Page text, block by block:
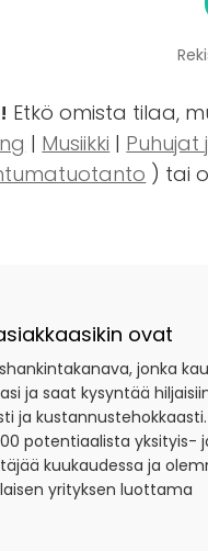
Etkö omista tilaa,
| Musiikki | Puhujat
) tai
ovat
jonka
ja saat kysyntää
ja kustannustehokkaasti.
potentiaalista yksityis-
kuukaudessa ja
yrityksen luottama